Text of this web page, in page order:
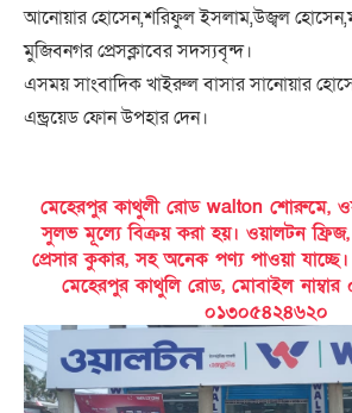
আনোয়ার হোসেন,শরিফুল ইসলাম,উজ্বল
মুজিবনগর প্রেসক্লাবের সদস্যবৃন্দ।
এসময় সাংবাদিক খাইরুল বাসার সানোয়ার
এন্ড্রয়েড ফোন উপহার দেন।
মেহেরপুর কাথুলী রোড walton শোরুমে,
সুলভ মূল্যে বিক্রয় করা হয়। ওয়ালটন
প্রেসার কুকার, সহ অনেক পণ্য পাওয়া
মেহেরপুর কাথুলি রোড, মোবাইল
০১৩০৫৪২৪৬২০